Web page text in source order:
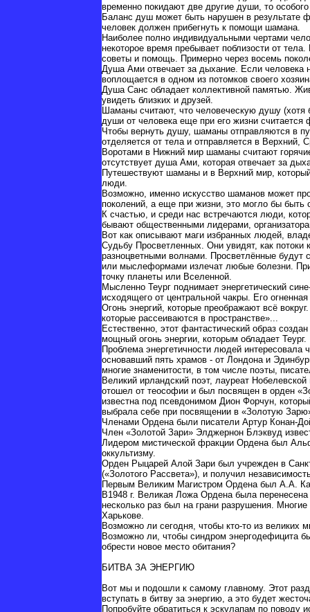
временно покидают две другие души, то
Баланс душ может быть нарушен в результате
человек должен прибегнуть к помощи шамана.
Наиболее полно индивидуальными чертами
некоторое время пребывает поблизости от
советы и помощь. Примерно через восемь
Душа Ами отвечает за дыхание. Если человека
воплощается в одном из потомков своего
Душа Санс обладает коллективной памятью.
увидеть близких и друзей.
Шаманы считают, что человеческую душу (хотя
души от человека еще при его жизни считается
Чтобы вернуть душу, шаманы отправляются в
отделяется от тела и отправляется в Верхний,
Воротами в Нижний мир шаманы считают
отсутствует душа Ами, которая отвечает за
Путешествуют шаманы и в Верхний мир,
люди.
Возможно, именно искусство шаманов может
поколений, а еще при жизни, это могло бы
К счастью, и среди нас встречаются люди,
бывают общественными лидерами,
Вот как описывают маги избранных людей,
Судьбу Просветленных. Они увидят, как потоки
разноцветными волнами. Просветлённые будут
или мыслеформами излечат любые болезни.
точку планеты или Вселенной.
Мысленно Теург поднимает энергетический
исходящего от центральной чакры. Его
Огонь энергий, которые преображают всё
которые рассеиваются в пространстве»...
Естественно, этот фантастический образ
мощный огонь энергии, которым обладает Теург.
Проблема энергетичности людей
основавший пять храмов - от Лондона и
многие знаменитости, в том числе поэты,
Великий ирландский поэт, лауреат
отошел от теософии и был посвящен в орден
известна под псевдонимом Дион Форчун,
выбрала себе при посвящении в «Золотую
Членами Ордена были писатели Артур Конан-
Член «Золотой Зари» Элджернон Блэквуд
Лидером мистической фракции Ордена был
оккультизму.
Орден Рыцарей Алой Зари был учрежден в
(«Золотого Рассвета»), и получил
Первым Великим Магистром Ордена был А.А.
В1948 г. Великая Ложа Ордена была
несколько раз был на грани разрушения.
Харькове.
Возможно ли сегодня, чтобы кто-то из великих
Возможно ли, чтобы синдром энергодефицита
обрести новое место обитания?
БИТВА ЗА ЭНЕРГИЮ
Вот мы и подошли к самому главному. Этот
вступать в битву за энергию, а это будет
Попробуйте обратиться к эскулапам по поводу